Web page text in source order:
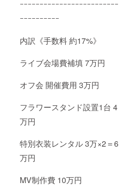
ｰｰｰｰｰｰｰｰｰｰｰｰｰｰｰｰｰｰｰｰｰｰｰｰｰ
ｰｰｰｰｰｰｰｰｰｰ
内訳 《手数料 約17%》
ライブ会場費補填 7万円
オフ会 開催費用 3万円
フラワースタンド設置1台 4
万円
特別衣装レンタル 3万×2＝6
万円
MV制作費 10万円